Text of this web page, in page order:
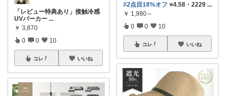
「レビュー特典あり」接触冷感
UVパーカー ...
￥ 3,870
0 0 10
コレ いいね
#2点目18%オフ ⭐️4.58・2229 ...
￥ 1,980～
0 0 10
コレ いいね